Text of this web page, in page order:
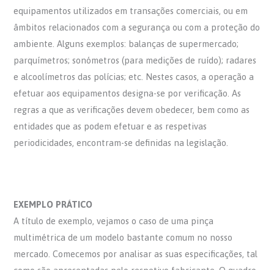
equipamentos utilizados em transações comerciais, ou em
âmbitos relacionados com a segurança ou com a proteção do
ambiente. Alguns exemplos: balanças de supermercado;
parquímetros; sonómetros (para medições de ruído); radares
e alcoolímetros das polícias; etc. Nestes casos, a operação a
efetuar aos equipamentos designa-se por verificação. As
regras a que as verificações devem obedecer, bem como as
entidades que as podem efetuar e as respetivas
periodicidades, encontram-se definidas na legislação.
EXEMPLO PRÁTICO
A título de exemplo, vejamos o caso de uma pinça
multimétrica de um modelo bastante comum no nosso
mercado. Comecemos por analisar as suas especificações, tal